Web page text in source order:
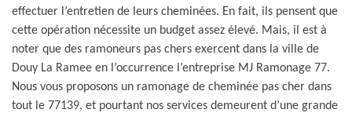
effectuer l’entretien de leurs cheminées. En fait, ils pensent que
cette opération nécessite un budget assez élevé. Mais, il est à
noter que des ramoneurs pas chers exercent dans la ville de
Douy La Ramee en l’occurrence l’entreprise MJ Ramonage 77.
Nous vous proposons un ramonage de cheminée pas cher dans
tout le 77139, et pourtant nos services demeurent d’une grande